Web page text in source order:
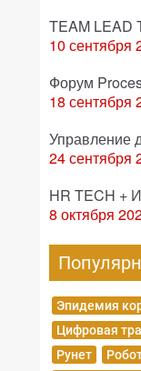
TEAM LEAD
10 сентября
Форум
18 сентября
Управление
24 сентября
HR TECH
8 октября
Эпидемия
Цифровая
Рунет